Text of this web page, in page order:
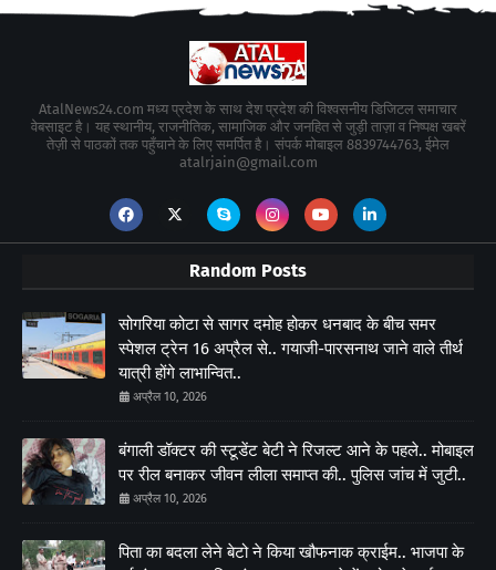
AtalNews24.com मध्य प्रदेश के साथ देश प्रदेश की विश्वसनीय डिजिटल समाचार
वेबसाइट है। यह स्थानीय, राजनीतिक, सामाजिक और जनहित से जुड़ी ताज़ा व निष्पक्ष खबरें
तेज़ी से पाठकों तक पहुँचाने के लिए समर्पित है। संपर्क मोबाइल 8839744763, ईमेल
atalrjain@gmail.com
Random Posts
सोगरिया कोटा से सागर दमोह होकर धनबाद के बीच समर
स्पेशल ट्रेन 16 अप्रैल से.. गयाजी-पारसनाथ जाने वाले तीर्थ
यात्री होंगे लाभान्वित..
अप्रैल 10, 2026
बंगाली डॉक्टर की स्टूडेंट बेटी ने रिजल्ट आने के पहले.. मोबाइल
पर रील बनाकर जीवन लीला समाप्त की.. पुलिस जांच में जुटी..
अप्रैल 10, 2026
पिता का बदला लेने बेटो ने किया खौफनाक क्राईम.. भाजपा के